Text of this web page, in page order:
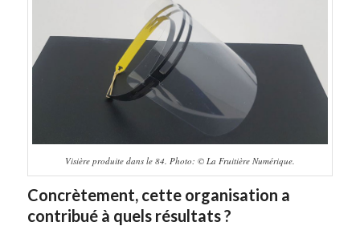
Visière produite dans le 84. Photo: © La Fruitière Numérique.
Concrètement, cette organisation a
contribué à quels résultats ?